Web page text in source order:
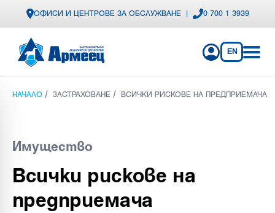
ОФИСИ И ЦЕНТРОВЕ ЗА ОБСЛУЖВАНЕ 0 700 1 3939
EN
НАЧАЛО / ЗАСТРАХОВАНЕ / ВСИЧКИ РИСКОВЕ НА ПРЕДПРИЕМАЧА
Имущество
Всички рискове на
предприемача